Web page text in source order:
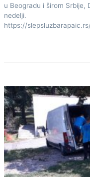
u Beogradu i širom Srbije,
nedelji.
https://